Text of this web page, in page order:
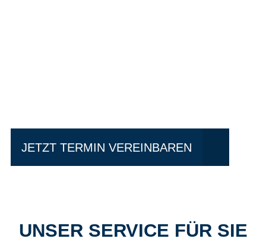
JETZT TERMIN VEREINBAREN
UNSER SERVICE FÜR SIE